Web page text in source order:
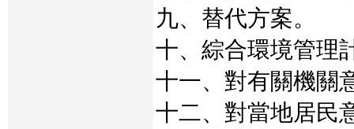
九、替代方案。
十、綜合環境管理
十一、對有關機關
十二、對當地居民